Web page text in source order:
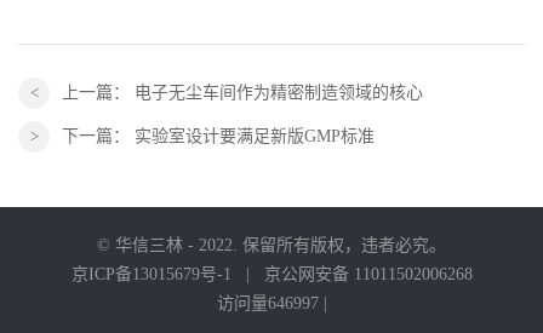
上一篇： 电子无尘车间作为精密制造领域的核心
下一篇： 实验室设计要满足新版GMP标准
© 华信三林 - 2022. 保留所有版权，违者必究。
京ICP备13015679号-1 | 京公网安备 11011502006268
访问量646997 |